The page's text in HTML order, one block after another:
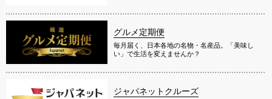
グルメ定期便
毎月届く、日本各地の名物・名産品。「美味し
い」で生活を変えませんか？
ジャパネットクルーズ